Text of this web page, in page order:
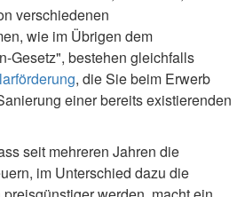
verschiedenen
wie im Übrigen dem
Gesetz", bestehen gleichfalls
, die Sie beim Erwerb
einer bereits existierenden
seit mehreren Jahren die
im Unterschied dazu die